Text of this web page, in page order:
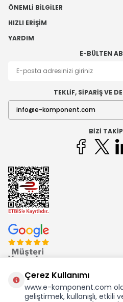
ÖNEMLI BILGILER
HIZLI ERIŞIM
YARDIM
E-BÜLTEN
TEKLİF, SİPARİŞ VE
BIZI
Çerez Kullanımı
www.e-komponent.com
geliştirmek, kullanışlı,